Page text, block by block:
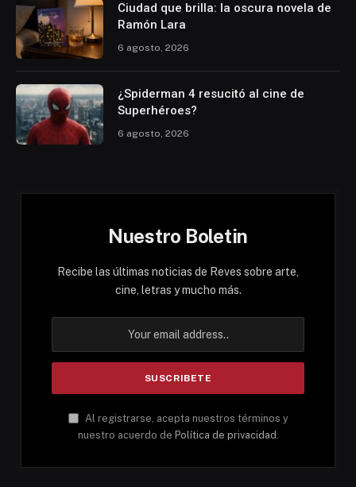
Ciudad que brilla: la oscura novela de
Ramón Lara
6 agosto, 2026
¿Spiderman 4 resucitó al cine de
Superhéroes?
6 agosto, 2026
Nuestro Boletin
Recibe las últimas noticias de Reves sobre arte,
cine, letras y mucho más.
Al registrarse, acepta nuestros términos y
nuestro acuerdo de Política de privacidad .